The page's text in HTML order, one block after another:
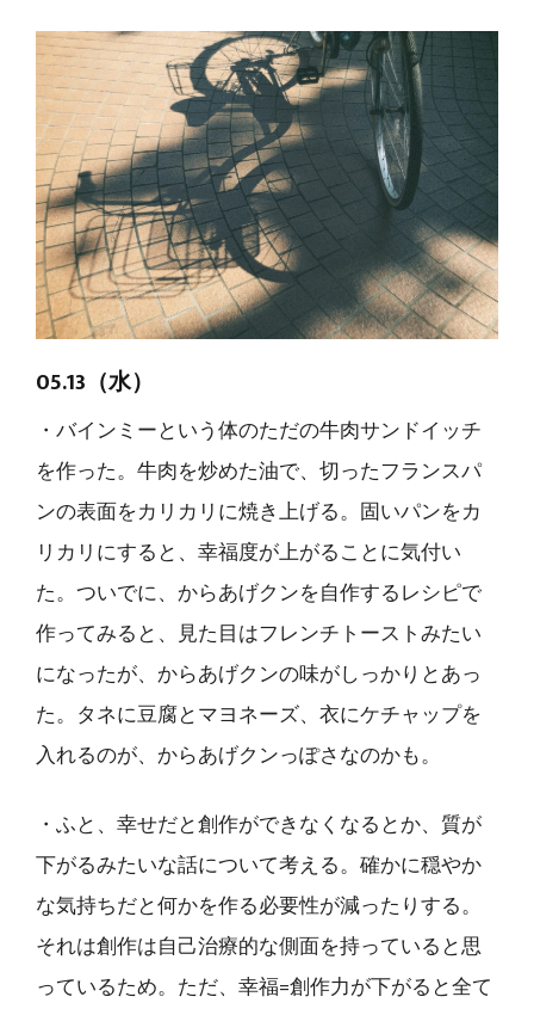
05.13（水）
・バインミーという体のただの牛肉サンドイッチ
を作った。牛肉を炒めた油で、切ったフランスパ
ンの表面をカリカリに焼き上げる。固いパンをカ
リカリにすると、幸福度が上がることに気付い
た。ついでに、からあげクンを自作するレシピで
作ってみると、見た目はフレンチトーストみたい
になったが、からあげクンの味がしっかりとあっ
た。タネに豆腐とマヨネーズ、衣にケチャップを
入れるのが、からあげクンっぽさなのかも。
・ふと、幸せだと創作ができなくなるとか、質が
下がるみたいな話について考える。確かに穏やか
な気持ちだと何かを作る必要性が減ったりする。
それは創作は自己治療的な側面を持っていると思
っているため。ただ、幸福=創作力が下がると全て